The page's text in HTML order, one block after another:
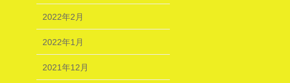
2022年2月
2022年1月
2021年12月